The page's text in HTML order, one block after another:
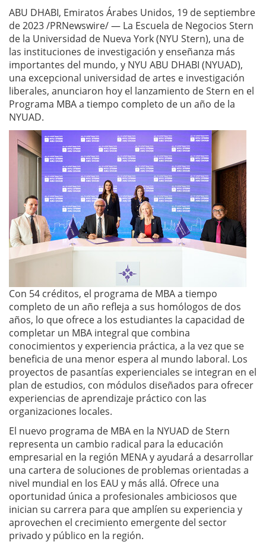
ABU DHABI, Emiratos Árabes Unidos, 19 de septiembre
de 2023 /PRNewswire/ — La Escuela de Negocios Stern
de la Universidad de Nueva York (NYU Stern), una de
las instituciones de investigación y enseñanza más
importantes del mundo, y NYU ABU DHABI (NYUAD),
una excepcional universidad de artes e investigación
liberales, anunciaron hoy el lanzamiento de Stern en el
Programa MBA a tiempo completo de un año de la
NYUAD.
Con 54 créditos, el programa de MBA a tiempo
completo de un año refleja a sus homólogos de dos
años, lo que ofrece a los estudiantes la capacidad de
completar un MBA integral que combina
conocimientos y experiencia práctica, a la vez que se
beneficia de una menor espera al mundo laboral. Los
proyectos de pasantías experienciales se integran en el
plan de estudios, con módulos diseñados para ofrecer
experiencias de aprendizaje práctico con las
organizaciones locales.
El nuevo programa de MBA en la NYUAD de Stern
representa un cambio radical para la educación
empresarial en la región MENA y ayudará a desarrollar
una cartera de soluciones de problemas orientadas a
nivel mundial en los EAU y más allá. Ofrece una
oportunidad única a profesionales ambiciosos que
inician su carrera para que amplíen su experiencia y
aprovechen el crecimiento emergente del sector
privado y público en la región.